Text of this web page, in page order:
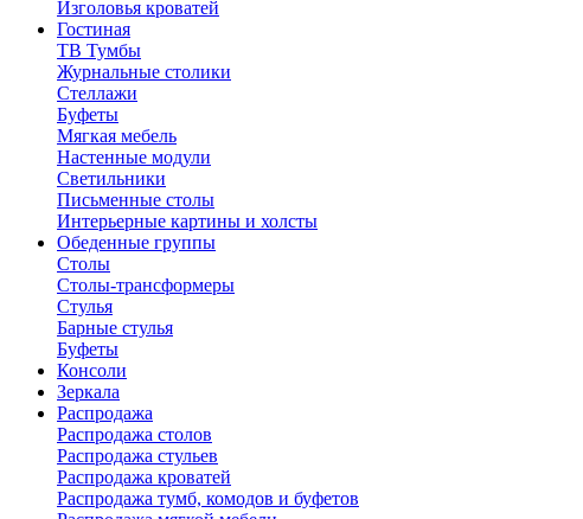
Изголовья кроватей
Гостиная
ТВ Тумбы
Журнальные столики
Стеллажи
Буфеты
Мягкая мебель
Настенные модули
Светильники
Письменные столы
Интерьерные картины и холсты
Обеденные группы
Столы
Столы-трансформеры
Стулья
Барные стулья
Буфеты
Консоли
Зеркала
Распродажа
Распродажа столов
Распродажа стульев
Распродажа кроватей
Распродажа тумб, комодов и буфетов